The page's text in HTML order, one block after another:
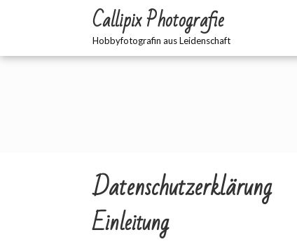
Callipix Photografie
Hobbyfotografin aus Leidenschaft
Datenschutzerklärung
Einleitung